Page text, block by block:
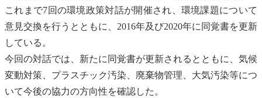
これまで7回の環境政策対話が開催され、環境課題について
意見交換を行うとともに、2016年及び2020年に同覚書を更新
している。
今回の対話では、新たに同覚書が更新されるとともに、 気候
変動対策、プラスチック汚染、 廃棄物管理、 大気汚染等につ
いて今後の協力の方向性を確認した。